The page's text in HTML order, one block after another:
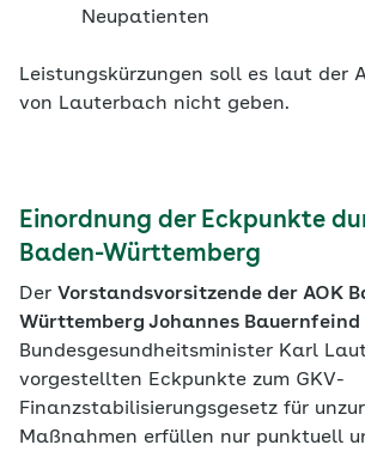
Neupatienten
Leistungskürzungen soll es laut der
von Lauterbach nicht geben.
Einordnung der Eckpunkte
Baden-Württemberg
Der Vorstandsvorsitzende der AOK
Württemberg Johannes Bauernfeind
Bundesgesundheitsminister Karl
vorgestellten Eckpunkte zum GKV-
Finanzstabilisierungsgesetz für
Maßnahmen erfüllen nur punktuell